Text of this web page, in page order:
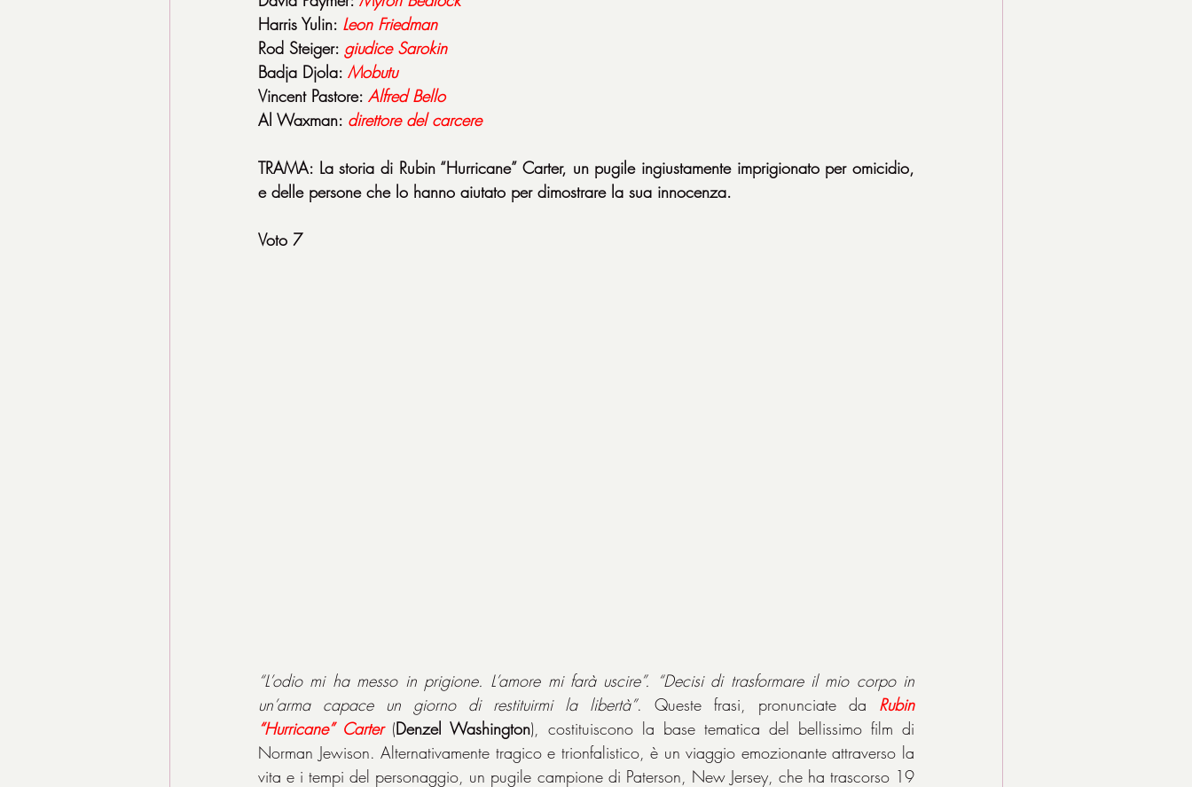
Harris Yulin: Leon Friedman
Rod Steiger: giudice Sarokin
Badja Djola: Mobutu
Vincent Pastore: Alfred Bello
Al Waxman: direttore del carcere
TRAMA: La storia di Rubin “Hurricane” Carter, un pugile ingiustamente imprigionato per omicidio,
e delle persone che lo hanno aiutato per dimostrare la sua innocenza.
Voto 7
“L’odio mi ha messo in prigione. L’amore mi farà uscire”. “Decisi di trasformare il mio corpo in
un’arma capace un giorno di restituirmi la libertà”. Queste frasi, pronunciate da Rubin
“Hurricane” Carter (Denzel Washington), costituiscono la base tematica del bellissimo film di
Norman Jewison. Alternativamente tragico e trionfalistico, è un viaggio emozionante attraverso la
vita e i tempi del personaggio, un pugile campione di Paterson, New Jersey, che ha trascorso 19